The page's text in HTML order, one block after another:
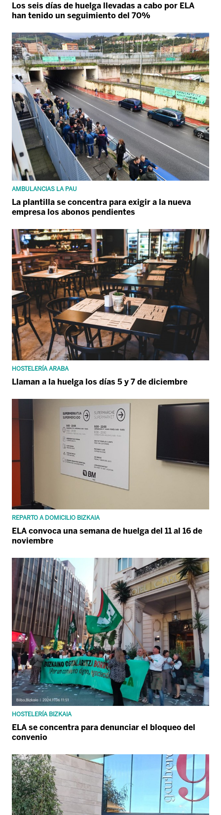
Los seis días de huelga llevadas a cabo por ELA
han tenido un seguimiento del 70%
AMBULANCIAS LA PAU
La plantilla se concentra para exigir a la nueva
empresa los abonos pendientes
HOSTELERÍA ARABA
Llaman a la huelga los días 5 y 7 de diciembre
REPARTO A DOMICILIO BIZKAIA
ELA convoca una semana de huelga del 11 al 16 de
noviembre
HOSTELERÍA BIZKAIA
ELA se concentra para denunciar el bloqueo del
convenio